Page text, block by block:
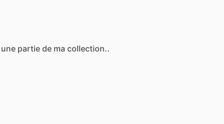
une partie de ma collection..